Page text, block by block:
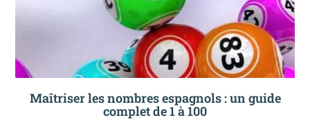
Maîtriser les nombres espagnols : un guide
complet de 1 à 100